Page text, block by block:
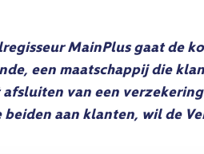
MainPlus gaat de
een maatschappij die
van een
aan klanten, wil de